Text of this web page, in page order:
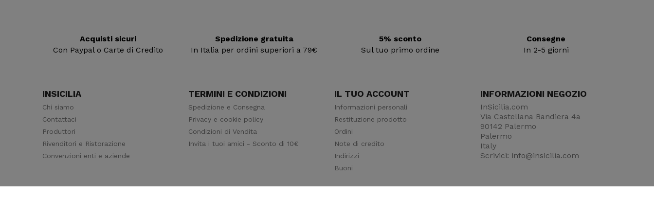
Acquisti sicuri
Con Paypal o Carte di Credito
Spedizione gratuita
In Italia per ordini superiori a 79€
5% sconto
Sul tuo primo ordine
Consegne
In 2-5 giorni
INSICILIA
Chi siamo
Contattaci
Produttori
Rivenditori e Ristorazione
Convenzioni enti e aziende
TERMINI E CONDIZIONI
Spedizione e Consegna
Privacy e cookie policy
Condizioni di Vendita
Invita i tuoi amici - Sconto di 10€
IL TUO ACCOUNT
Informazioni personali
Restituzione prodotto
Ordini
Note di credito
Indirizzi
Buoni
INFORMAZIONI NEGOZIO
InSicilia.com
Via Castellana Bandiera 4a
90142 Palermo
Palermo
Italy
Scrivici: info@insicilia.com